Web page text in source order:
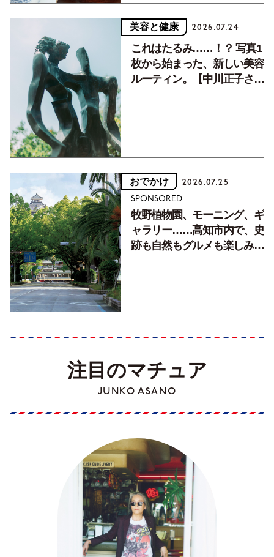
美容と健康 2026.07.24
これはたるみ……！？ 写真1
枚から始まった、新しい美容
ルーティン。【中川正子さん
おでかけ 2026.07.25
SPONSORED
牧野植物園、モーニング、ギ
ャラリー……高知市内で、史
跡も自然もグルメも楽しみ尽
注目のマチュア
JUNKO ASANO